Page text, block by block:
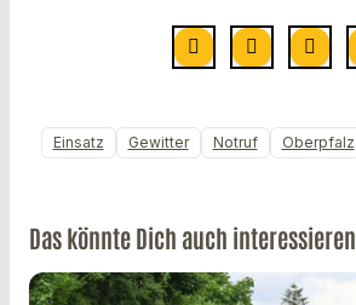
Einsatz Gewitter Notruf Oberpfalz
Das könnte Dich auch interessieren